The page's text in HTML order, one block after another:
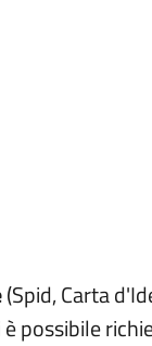
(Spid, Carta
possibile